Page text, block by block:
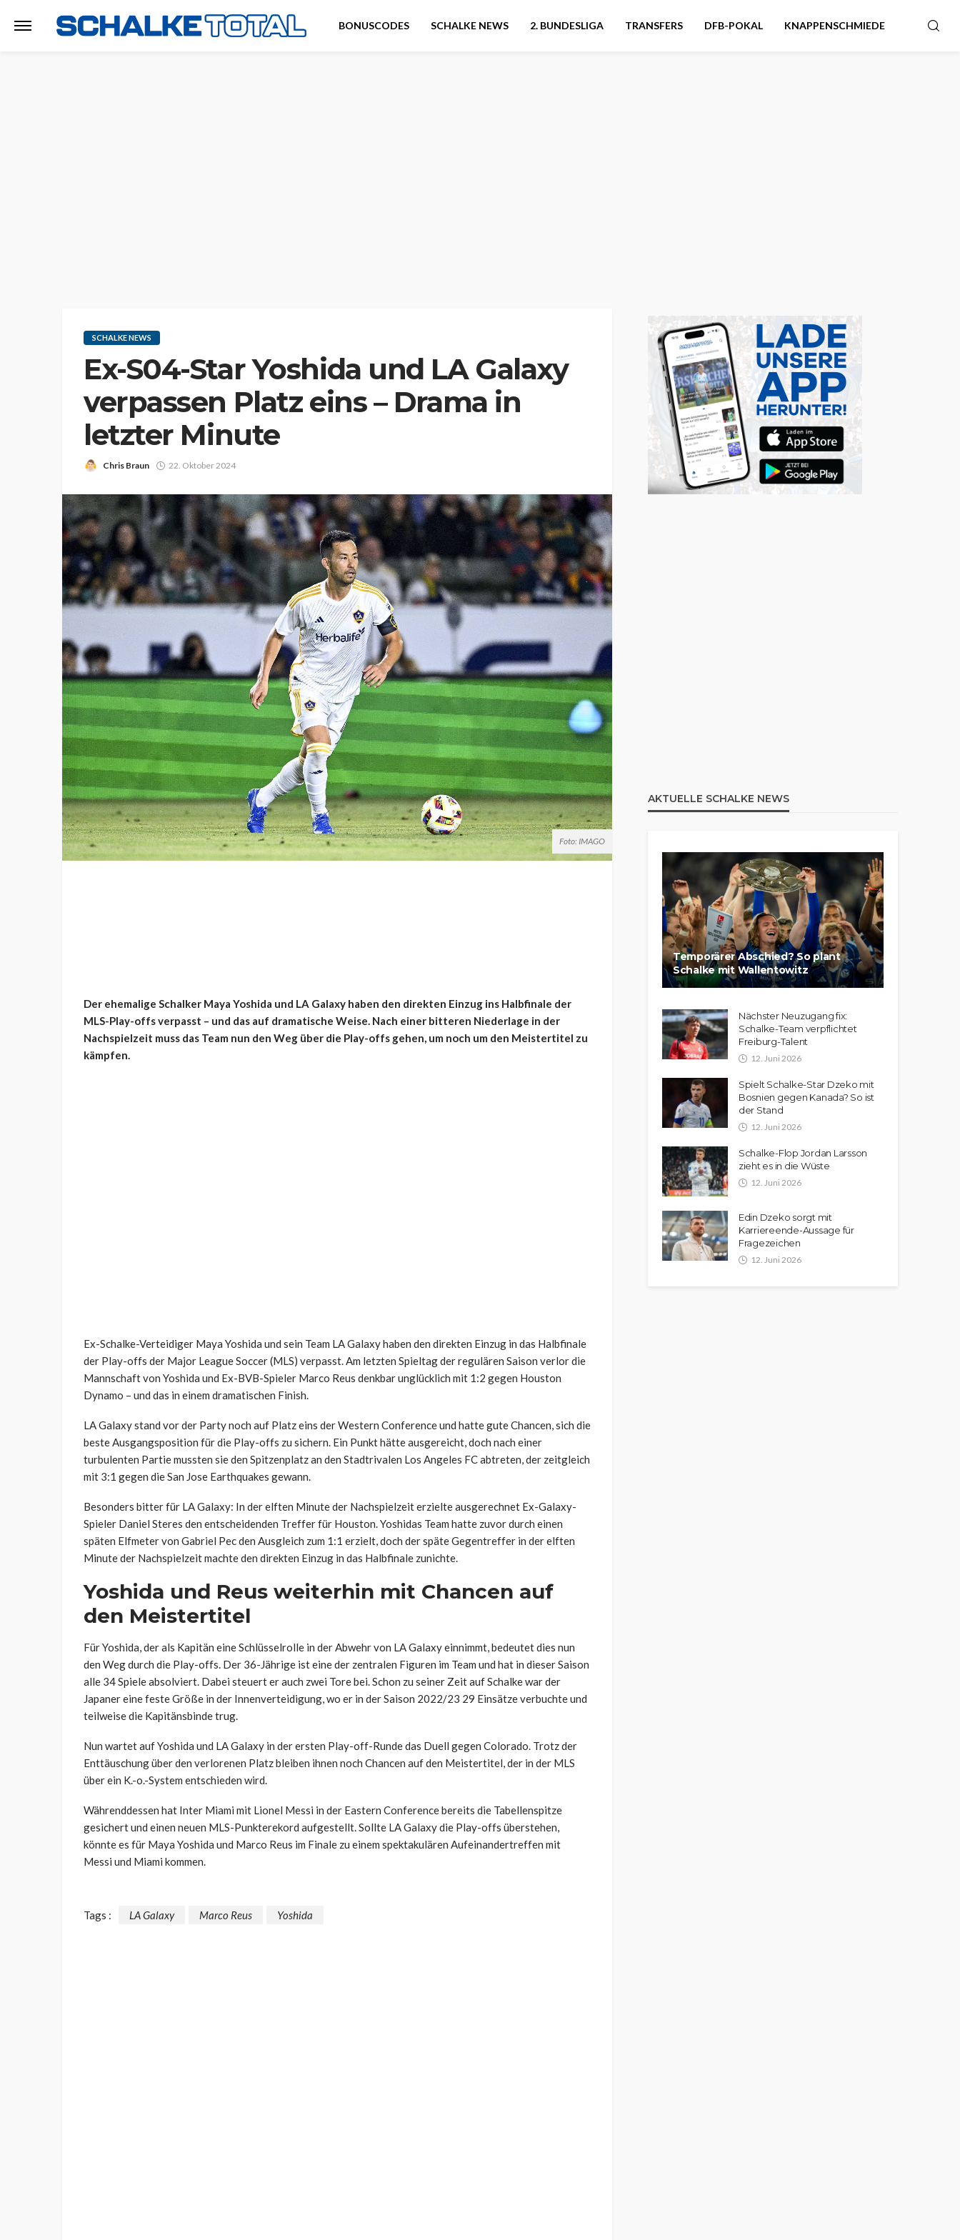
BONUSCODES SCHALKE NEWS 2. BUNDESLIGA TRANSFERS DFB-POKAL KNAPPENSCHMIEDE
SCHALKE NEWS
Ex-S04-Star Yoshida und LA Galaxy
verpassen Platz eins – Drama in
letzter Minute
Chris Braun 22. Oktober 2024
Foto: IMAGO
Der ehemalige Schalker Maya Yoshida und LA Galaxy haben den direkten Einzug ins Halbfinale der
MLS-Play-offs verpasst – und das auf dramatische Weise. Nach einer bitteren Niederlage in der
Nachspielzeit muss das Team nun den Weg über die Play-offs gehen, um noch um den Meistertitel zu
kämpfen.
Ex-Schalke-Verteidiger Maya Yoshida und sein Team LA Galaxy haben den direkten Einzug in das Halbfinale
der Play-offs der Major League Soccer (MLS) verpasst. Am letzten Spieltag der regulären Saison verlor die
Mannschaft von Yoshida und Ex-BVB-Spieler Marco Reus denkbar unglücklich mit 1:2 gegen Houston
Dynamo – und das in einem dramatischen Finish.
LA Galaxy stand vor der Party noch auf Platz eins der Western Conference und hatte gute Chancen, sich die
beste Ausgangsposition für die Play-offs zu sichern. Ein Punkt hätte ausgereicht, doch nach einer
turbulenten Partie mussten sie den Spitzenplatz an den Stadtrivalen Los Angeles FC abtreten, der zeitgleich
mit 3:1 gegen die San Jose Earthquakes gewann.
Besonders bitter für LA Galaxy: In der elften Minute der Nachspielzeit erzielte ausgerechnet Ex-Galaxy-
Spieler Daniel Steres den entscheidenden Treffer für Houston. Yoshidas Team hatte zuvor durch einen
späten Elfmeter von Gabriel Pec den Ausgleich zum 1:1 erzielt, doch der späte Gegentreffer in der elften
Minute der Nachspielzeit machte den direkten Einzug in das Halbfinale zunichte.
Yoshida und Reus weiterhin mit Chancen auf
den Meistertitel
Für Yoshida, der als Kapitän eine Schlüsselrolle in der Abwehr von LA Galaxy einnimmt, bedeutet dies nun
den Weg durch die Play-offs. Der 36-Jährige ist eine der zentralen Figuren im Team und hat in dieser Saison
alle 34 Spiele absolviert. Dabei steuert er auch zwei Tore bei. Schon zu seiner Zeit auf Schalke war der
Japaner eine feste Größe in der Innenverteidigung, wo er in der Saison 2022/23 29 Einsätze verbuchte und
teilweise die Kapitänsbinde trug.
Nun wartet auf Yoshida und LA Galaxy in der ersten Play-off-Runde das Duell gegen Colorado. Trotz der
Enttäuschung über den verlorenen Platz bleiben ihnen noch Chancen auf den Meistertitel, der in der MLS
über ein K.-o.-System entschieden wird.
Währenddessen hat Inter Miami mit Lionel Messi in der Eastern Conference bereits die Tabellenspitze
gesichert und einen neuen MLS-Punkterekord aufgestellt. Sollte LA Galaxy die Play-offs überstehen,
könnte es für Maya Yoshida und Marco Reus im Finale zu einem spektakulären Aufeinandertreffen mit
Messi und Miami kommen.
Tags : LA Galaxy Marco Reus Yoshida
AKTUELLE SCHALKE NEWS
Temporärer Abschied? So plant
Schalke mit Wallentowitz
Nächster Neuzugang fix:
Schalke-Team verpflichtet
Freiburg-Talent
12. Juni 2026
Spielt Schalke-Star Dzeko mit
Bosnien gegen Kanada? So ist
der Stand
12. Juni 2026
Schalke-Flop Jordan Larsson
zieht es in die Wüste
12. Juni 2026
Edin Dzeko sorgt mit
Karriereende-Aussage für
Fragezeichen
12. Juni 2026